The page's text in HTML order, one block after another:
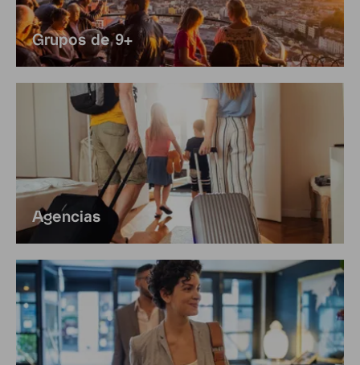
Grupos de 9+
Agencias